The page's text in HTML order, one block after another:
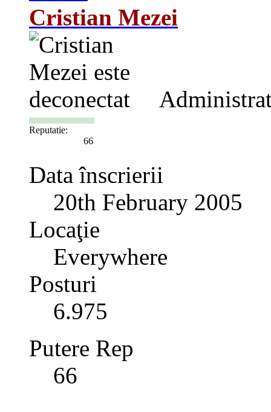
Cristian Mezei
Reputatie:
66
Data înscrierii
20th February 2005
Locaţie
Everywhere
Posturi
6.975
Putere Rep
66